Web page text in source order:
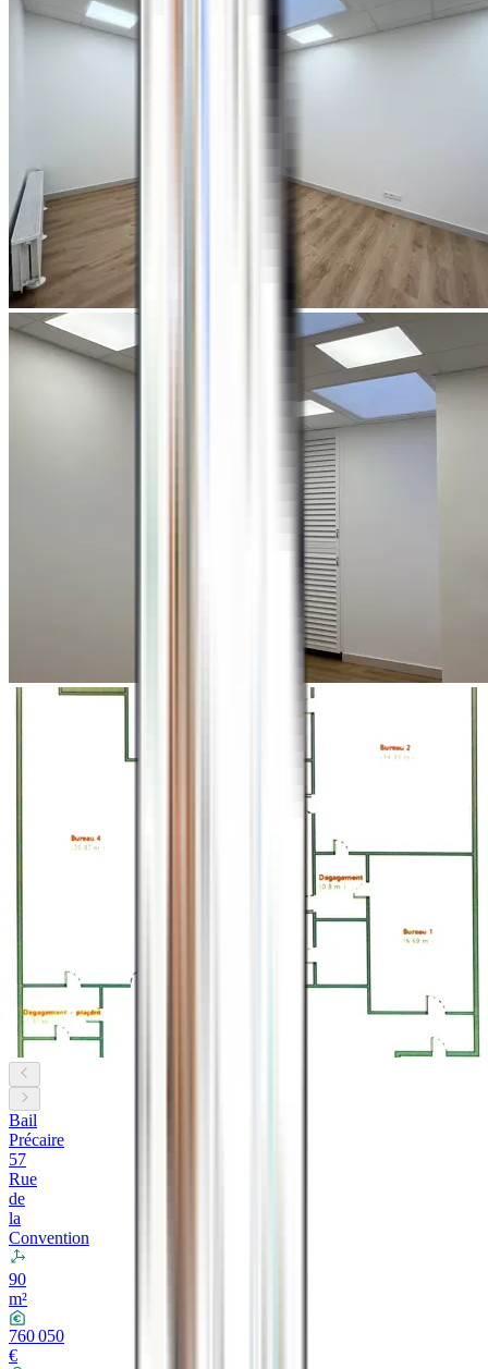
Bail
Précaire
57
Rue
de
la
Convention
90
m²
760 050
€